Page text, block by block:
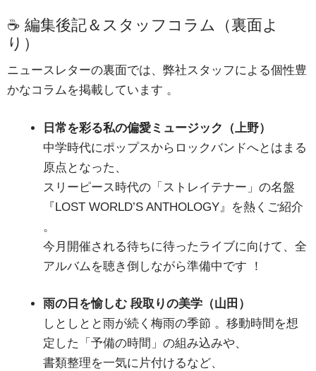
☕ 編集後記＆スタッフコラム（裏面よ
り）
ニュースレターの裏面では、弊社スタッフによる個性豊
かなコラムを掲載しています 。
日常を彩る私の偏愛ミュージック（上野）
中学時代にポップスからロックバンドへとはまる
原点となった、
スリーピース時代の「ストレイテナー」の名盤
『LOST WORLD’S ANTHOLOGY』を熱くご紹介
。
今月開催される待ちに待ったライブに向けて、全
アルバムを聴き倒しながら準備中です
！
雨の日を愉しむ 段取りの美学（山田）
しとしとと雨が続く梅雨の季節 。移動時間を想
定した「予備の時間」の組み込みや、
書類整理を一気に片付けるなど、